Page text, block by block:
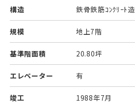
構造 鉄骨鉄筋ｺﾝｸﾘｰﾄ造
規模 地上7階
基準階面積 20.80坪
エレベーター 有
竣工 1988年7月